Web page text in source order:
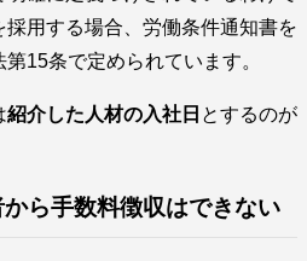
用する場合、労働条件通知書を
15条で定められています。
紹介した人材の入社日 とするのが
ら手数料徴収はできない